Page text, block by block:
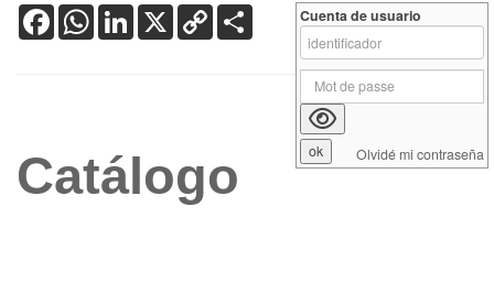
FacebookWhatsApp
LinkedIn
X Copy
Link
Catálogo
Cuenta de usuario
Olvidé mi contraseña